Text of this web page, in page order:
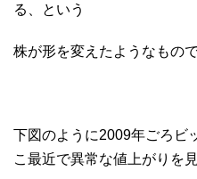
る、という
株が形を変えたようなもので
下図のように2009年ごろビ
こ最近で異常な値上がりを